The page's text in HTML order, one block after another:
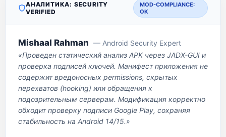
АНАЛИТИКА: SECURITY
VERIFIED
MOD-COMPLIANCE:
OK
Mishaal Rahman — Android Security Expert
«Проведен статический анализ APK через JADX-GUI и
проверка подписей ключей. Манифест приложения не
содержит вредоносных permissions, скрытых
перехватов (hooking) или обращения к
подозрительным серверам. Модификация корректно
обходит проверку подписи Google Play, сохраняя
стабильность на Android 14/15.»